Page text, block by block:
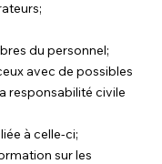
du personnel;
avec de possibles
responsabilité civile
à celle-ci;
sur les